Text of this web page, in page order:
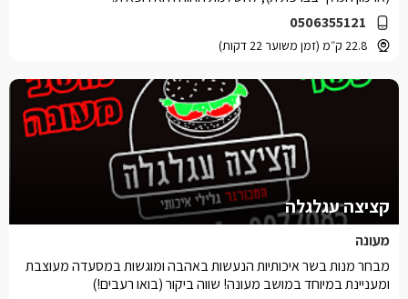
0506355121
22.8 ק״מ (זמן משוער 22 דקות)
קציצה עגלגלה
מעונה
מבחר מנות בשר איכותיות הנעשות באהבה ומוגשות במסעדה מעוצבת
ומעניינת במיוחד במושב מעונה! שווה ביקור (בואו רעבים!)